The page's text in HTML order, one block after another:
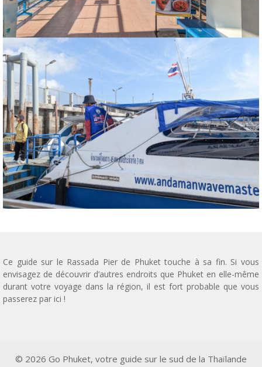
Ce guide sur le Rassada Pier de Phuket touche à sa fin. Si vous
envisagez de découvrir d’autres endroits que Phuket en elle-même
durant votre voyage dans la région, il est fort probable que vous
passerez par ici !
© 2026 Go Phuket, votre guide sur le sud de la Thaïlande